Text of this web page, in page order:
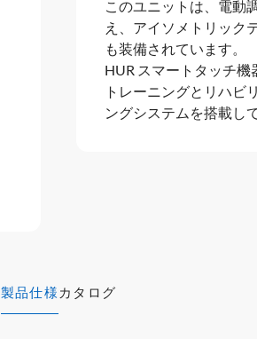
このユニットは、電動
え、アイソメトリック
も装備されています。
HUR スマートタッチ
トレーニングとリハビ
ングシステムを搭載し
製品仕様 カタログ